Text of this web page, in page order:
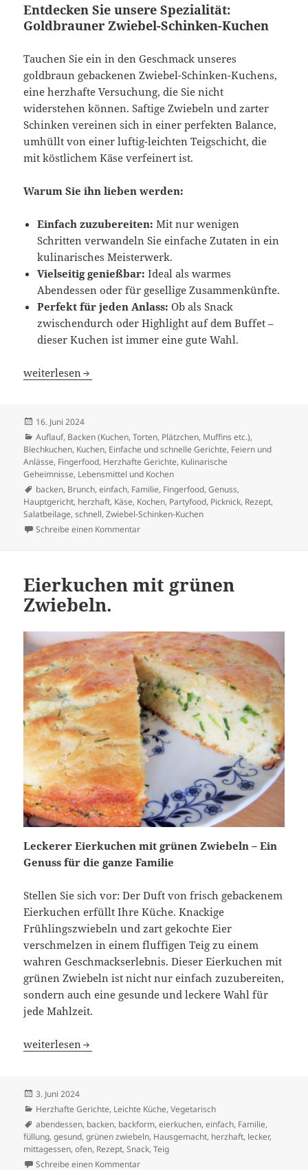
Entdecken Sie unsere Spezialität:
Goldbrauner Zwiebel-Schinken-Kuchen
Tauchen Sie ein in den Geschmack unseres
goldbraun gebackenen Zwiebel-Schinken-Kuchens,
eine herzhafte Versuchung, die Sie nicht
widerstehen können. Saftige Zwiebeln und zarter
Schinken vereinen sich in einer perfekten Balance,
umhüllt von einer luftig-leichten Teigschicht, die
mit köstlichem Käse verfeinert ist.
Warum Sie ihn lieben werden:
Einfach zuzubereiten: Mit nur wenigen
Schritten verwandeln Sie einfache Zutaten in ein
kulinarisches Meisterwerk.
Vielseitig genießbar: Ideal als warmes
Abendessen oder für gesellige Zusammenkünfte.
Perfekt für jeden Anlass: Ob als Snack
zwischendurch oder Highlight auf dem Buffet –
dieser Kuchen ist immer eine gute Wahl.
Goldbrauner Zwiebel-Schinken-Kuchen mit Käse
weiterlesen
Veröffentlicht
am
16. Juni 2024
Kategorien
Auflauf, Backen (Kuchen, Torten, Plätzchen, Muffins etc.),
Blechkuchen, Kuchen, Einfache und schnelle Gerichte, Feiern und
Anlässe, Fingerfood, Herzhafte Gerichte, Kulinarische
Geheimnisse, Lebensmittel und Kochen
Schlagwörter
backen, Brunch,einfach, Familie, Fingerfood,Genuss,
Hauptgericht, herzhaft, Käse, Kochen, Partyfood, Picknick, Rezept,
Salatbeilage,schnell,Zwiebel-Schinken-Kuchen
Schreibe einen Kommentarzu Goldbrauner Zwiebel-Schinken-Kuchen
Eierkuchen mit grünen
Zwiebeln.
Leckerer Eierkuchen mit grünen Zwiebeln – Ein
Genuss für die ganze Familie
Stellen Sie sich vor: Der Duft von frisch gebackenem
Eierkuchen erfüllt Ihre Küche. Knackige
Frühlingszwiebeln und zart gekochte Eier
verschmelzen in einem fluffigen Teig zu einem
wahren Geschmackserlebnis. Dieser Eierkuchen mit
grünen Zwiebeln ist nicht nur einfach zuzubereiten,
sondern auch eine gesunde und leckere Wahl für
jede Mahlzeit.
Eierkuchen mit grünen Zwiebeln.
weiterlesen
Veröffentlicht
am
3. Juni 2024
Kategorien
Herzhafte Gerichte, Leichte Küche,Vegetarisch
Schlagwörter
abendessen, backen, backform,eierkuchen,einfach, Familie,
füllung,gesund,grünen zwiebeln, Hausgemacht, herzhaft, lecker,
mittagessen,ofen, Rezept,Snack,Teig
Schreibe einen Kommentarzu Eierkuchen mit grünen Zwiebeln.